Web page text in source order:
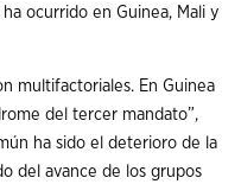
ocurrido en Guinea, Mali y
multifactoriales. En Guinea
del tercer mandato”,
ha sido el deterioro de la
del avance de los grupos